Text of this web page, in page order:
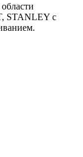
STANLEY с